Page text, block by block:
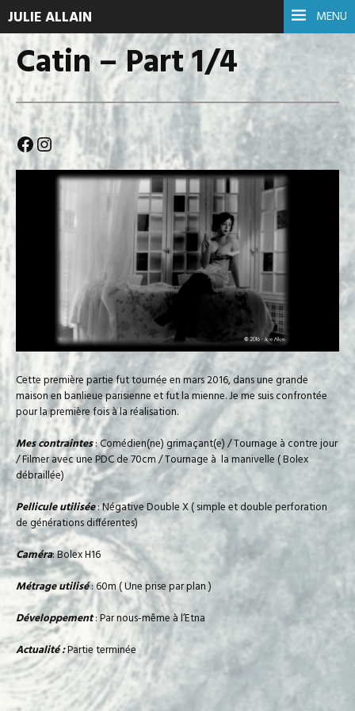
MENU
JULIE ALLAIN
Catin – Part 1/4
Facebook
Instagram
Cette première partie fut tournée en mars 2016, dans une grande
maison en banlieue parisienne et fut la mienne. Je me suis confrontée
pour la première fois à la réalisation.
Mes contraintes: Comédien(ne) grimaçant(e) / Tournage à contre jour
/ Filmer avec une PDC de 70cm / Tournage à la manivelle ( Bolex
débraillée)
Pellicule utilisée: Négative Double X ( simple et double perforation
de générations différentes)
Caméra: Bolex H16
Métrage utilisé: 60m ( Une prise par plan )
Développement: Par nous-même à l’Etna
Actualité :Partie terminée